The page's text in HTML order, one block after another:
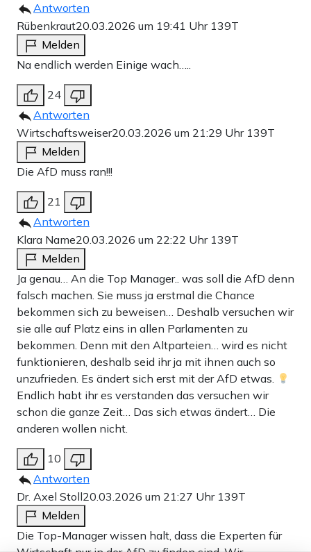
Antworten
Rübenkraut20.03.2026 um 19:41 Uhr 139T
Melden
Na endlich werden Einige wach…..
24
Antworten
Wirtschaftsweiser20.03.2026 um 21:29 Uhr 139T
Melden
Die AfD muss ran!!!
21
Antworten
Klara Name20.03.2026 um 22:22 Uhr 139T
Melden
Ja genau… An die Top Manager.. was soll die AfD denn
falsch machen. Sie muss ja erstmal die Chance
bekommen sich zu beweisen… Deshalb versuchen wir
sie alle auf Platz eins in allen Parlamenten zu
bekommen. Denn mit den Altparteien… wird es nicht
funktionieren, deshalb seid ihr ja mit ihnen auch so
unzufrieden. Es ändert sich erst mit der AfD etwas.
Endlich habt ihr es verstanden das versuchen wir
schon die ganze Zeit… Das sich etwas ändert… Die
anderen wollen nicht.
10
Antworten
Dr. Axel Stoll20.03.2026 um 21:27 Uhr 139T
Melden
Die Top-Manager wissen halt, dass die Experten für